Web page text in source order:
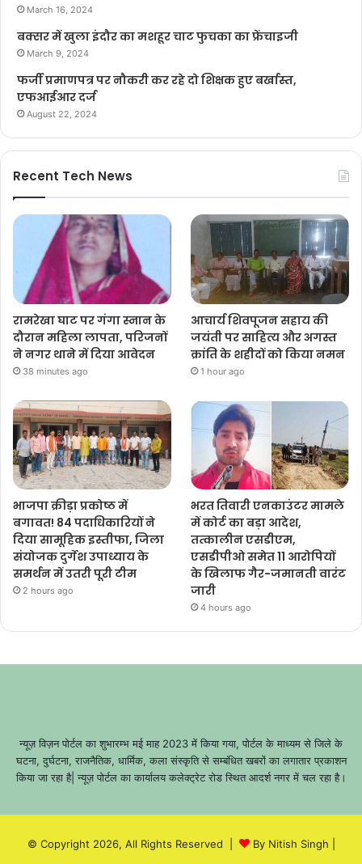
March 16, 2024
बक्सर में खुला इंदौर का मशहूर चाट फुचका का फ्रेंचाइजी
March 9, 2024
फर्जी प्रमाणपत्र पर नौकरी कर रहे दो शिक्षक हुए बर्खास्त,
एफआईआर दर्ज
August 22, 2024
Recent Tech News
रामरेखा घाट पर गंगा स्नान के
दौरान महिला लापता, परिजनों
ने नगर थाने में दिया आवेदन
38 minutes ago
आचार्य शिवपूजन सहाय की
जयंती पर साहित्य और अगस्त
क्रांति के शहीदों को किया नमन
1 hour ago
भाजपा क्रीड़ा प्रकोष्ठ में
बगावत! 84 पदाधिकारियों ने
दिया सामूहिक इस्तीफा, जिला
संयोजक दुर्गेश उपाध्याय के
समर्थन में उतरी पूरी टीम
2 hours ago
भरत तिवारी एनकाउंटर मामले
में कोर्ट का बड़ा आदेश,
तत्कालीन एसडीएम,
एसडीपीओ समेत 11 आरोपियों
के खिलाफ गैर-जमानती वारंट
जारी
4 hours ago
न्यूज़ विज़न पोर्टल का शुभारम्भ मई माह 2023 में किया गया, पोर्टल के माध्यम से जिले के
घटना, दुर्घटना, राजनैतिक, धार्मिक, कला संस्कृति से सम्बंधित खबरों का लगातार प्रकाशन
किया जा रहा है| न्यूज़ पोर्टल का कार्यालय कलेक्ट्रेट रोड स्थित आदर्श नगर में चल रहा है।
© Copyright 2026, All Rights Reserved | By Nitish Singh